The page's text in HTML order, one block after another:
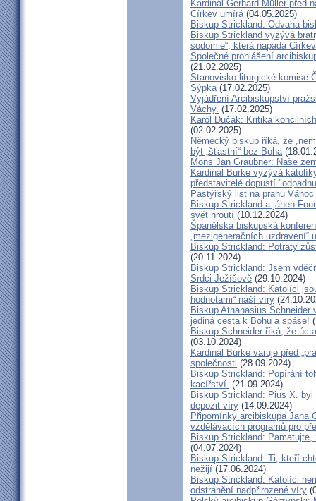
Kardinál Gerhard Müller před
Církev umírá(04.05.2025)
Biskup Strickland: Odvaha
Biskup Strickland vyzývá
sodomie“, která napadá Církev
Společné prohlášení
(21.02.2025)
Stanovisko liturgické komise
Sýpka(17.02.2025)
Vyjádření Arcibiskupství
Váchy. (17.02.2025)
Karol Dučák: Kritika
(02.02.2025)
Německý biskup říká, že
být „šťastní“ bez Boha
Mons Jan Graubner: Naše
Kardinál Burke vyzývá
představitelé dopustí
Pastýřský list na prahu
Biskup Strickland a jáhen
svět hroutí (10.12.2024)
Španělská biskupská
„mezigeneračních
Biskup Strickland: Potraty
(20.11.2024)
Biskup Strickland: Jsem
Srdci Ježíšově (29.10.2024)
Biskup Strickland: Katolíci
hodnotami“ naší víry
Biskup Athanasius
jediná cesta k Bohu a spáse!
Biskup Schneider říká, že
(03.10.2024)
Kardinál Burke varuje před
společnosti (28.09.2024)
Biskup Strickland: Popírání
kacířství. (21.09.2024)
Biskup Strickland: Pius X.
depozit víry (14.09.2024)
Připomínky arcibiskupa Jana
vzdělávacích programů pro
Biskup Strickland:
(04.07.2024)
Biskup Strickland: Ti, kteří
nežijí (17.06.2024)
Biskup Strickland: Katolíci
odstranění nadpřirozené víry